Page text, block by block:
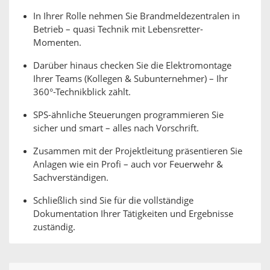
In Ihrer Rolle nehmen Sie Brandmeldezentralen in
Betrieb – quasi Technik mit Lebensretter-
Momenten.
Darüber hinaus checken Sie die Elektromontage
Ihrer Teams (Kollegen & Subunternehmer) – Ihr
360°-Technikblick zählt.
SPS-ähnliche Steuerungen programmieren Sie
sicher und smart – alles nach Vorschrift.
Zusammen mit der Projektleitung präsentieren Sie
Anlagen wie ein Profi – auch vor Feuerwehr &
Sachverständigen.
Schließlich sind Sie für die vollständige
Dokumentation Ihrer Tätigkeiten und Ergebnisse
zuständig.